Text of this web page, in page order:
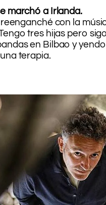
marchó a Irlanda.
con la
tres hijas pero
en Bilbao y
terapia.